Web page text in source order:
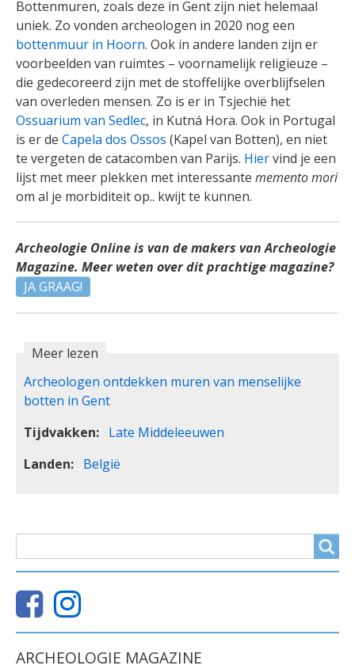
Bottenmuren, zoals deze in Gent zijn niet helemaal
uniek. Zo vonden archeologen in 2020 nog een
bottenmuur in Hoorn. Ook in andere landen zijn er
voorbeelden van ruimtes – voornamelijk religieuze –
die gedecoreerd zijn met de stoffelijke overblijfselen
van overleden mensen. Zo is er in Tsjechië het
Ossuarium van Sedlec, in Kutná Hora. Ook in Portugal
is er de Capela dos Ossos (Kapel van Botten), en niet
te vergeten de catacomben van Parijs. Hiervind je een
lijst met meer plekken met interessante memento mori
om al je morbiditeit op.. kwijt te kunnen.
Archeologie Online is van de makers van Archeologie
Magazine. Meer weten over dit prachtige magazine?
JA GRAAG!
Meer lezen
Archeologen ontdekken muren van menselijke
botten in Gent
Tijdvakken
Late Middeleeuwen
Landen
België
ZOEKVELD
ARCHEOLOGIE MAGAZINE